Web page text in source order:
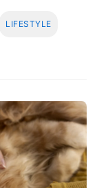
LIFESTYLE